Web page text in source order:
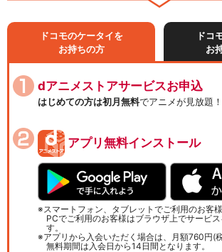
ドコモのケータイを
お持ちの方
ドコ
お
dアニメストアサービスお申込
はじめての方は初月無料でアニメが見放題！
アプリ無料インストール
スマートフォン、タブレットでご利用のお客
PCでご利用のお客様はブラウザ上でサービ
す。
アプリから入会いただく場合は、月額760円(
無料期間は入会日から14日間となります。